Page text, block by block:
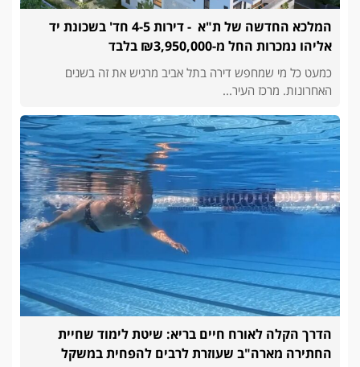
המלכא החדשה של ת"א - דירות 4-5 חד' בשכונת יד
אליהו נמכרות החל מ-₪3,950,000 בלבד
כמעט כל מי שמחפש דירה בתל אביב מרגיש את זה בשנים
האחרונות. מרכז העיר...
הדרך הקלה לאורח חיים בריא: שיטת לימוד שחיית
החתירה מארה"ב שעוזרת לרבים להפחית במשקל